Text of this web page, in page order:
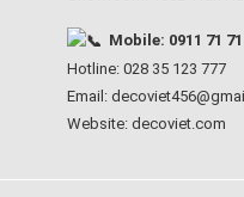
Mobile: 0911 71
Hotline: 028 35 123 777
Email:
Website:decoviet.com